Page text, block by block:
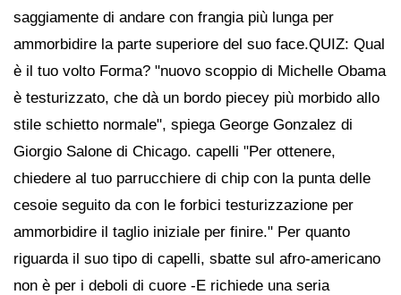
saggiamente di andare con frangia più lunga per
ammorbidire la parte superiore del suo face.QUIZ: Qual
è il tuo volto Forma? "nuovo scoppio di Michelle Obama
è testurizzato, che dà un bordo piecey più morbido allo
stile schietto normale", spiega George Gonzalez di
Giorgio Salone di Chicago. capelli "Per ottenere,
chiedere al tuo parrucchiere di chip con la punta delle
cesoie seguito da con le forbici testurizzazione per
ammorbidire il taglio iniziale per finire." Per quanto
riguarda il suo tipo di capelli, sbatte sul afro-americano
non è per i deboli di cuore -E richiede una seria